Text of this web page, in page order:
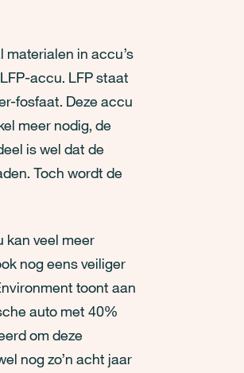
in accu’s
accu. LFP staat
fosfaat. Deze accu
meer nodig, de
is wel dat de
Toch wordt de
kan veel meer
nog eens veiliger
toont aan
auto met 40%
om deze
nog zo’n acht jaar